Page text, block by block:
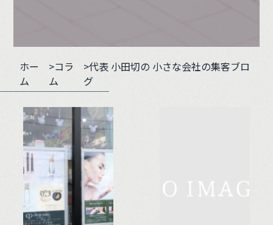
ホー
ム
>コラ
ム
>代表 小田切の 小さな会社の集客ブロ
グ